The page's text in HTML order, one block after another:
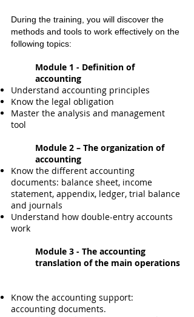
During the training, you will discover the
methods and tools to work effectively on the
following topics:
Module 1 - Definition of
accounting
Understand accounting principles
Know the legal obligation
Master the analysis and management
tool
Module 2 – The organization of
accounting
Know the different accounting
documents: balance sheet, income
statement, appendix, ledger, trial balance
and journals
Understand how double-entry accounts
work
Module 3 - The accounting
translation of the main operations
Know the accounting support:
accounting documents.